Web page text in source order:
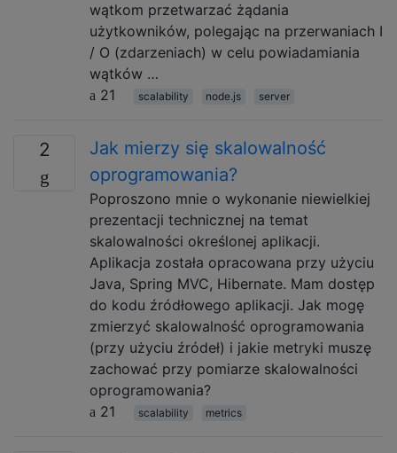
wątkom przetwarzać żądania
użytkowników, polegając na przerwaniach I
/ O (zdarzeniach) w celu powiadamiania
wątków …
21
scalability node.js server
2
Jak mierzy się skalowalność
oprogramowania?
Poproszono mnie o wykonanie niewielkiej
prezentacji technicznej na temat
skalowalności określonej aplikacji.
Aplikacja została opracowana przy użyciu
Java, Spring MVC, Hibernate. Mam dostęp
do kodu źródłowego aplikacji. Jak mogę
zmierzyć skalowalność oprogramowania
(przy użyciu źródeł) i jakie metryki muszę
zachować przy pomiarze skalowalności
oprogramowania?
21
scalability metrics